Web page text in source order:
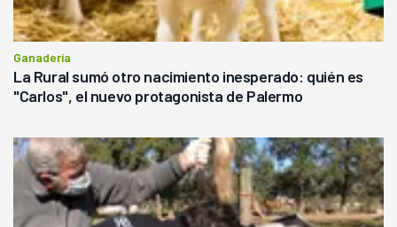
Ganadería
La Rural sumó otro nacimiento inesperado: quién es
"Carlos", el nuevo protagonista de Palermo